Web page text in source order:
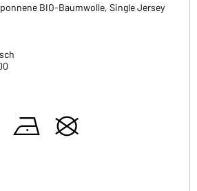
BIO-Baumwolle, Single Jersey
n U